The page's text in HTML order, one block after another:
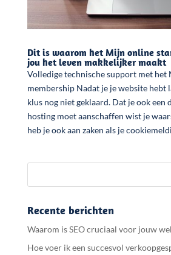
Dit is waarom het Mijn online
jou het leven makkelijker maakt
Volledige technische support met
membership Nadat je je website hebt
klus nog niet geklaard. Dat je ook een
hosting moet aanschaffen wist je
heb je ook aan zaken als je
Recente berichten
Waarom is SEO cruciaal voor jouw
Hoe voer ik een succesvol